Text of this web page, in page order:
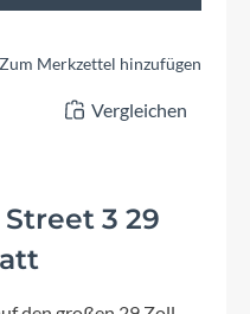
Zum Merkzettel hinzufügen
Vergleichen
3 29